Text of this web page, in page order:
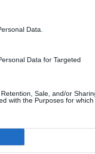
Data.
Data for Targeted
Sale, and/or
with the Purposes for which